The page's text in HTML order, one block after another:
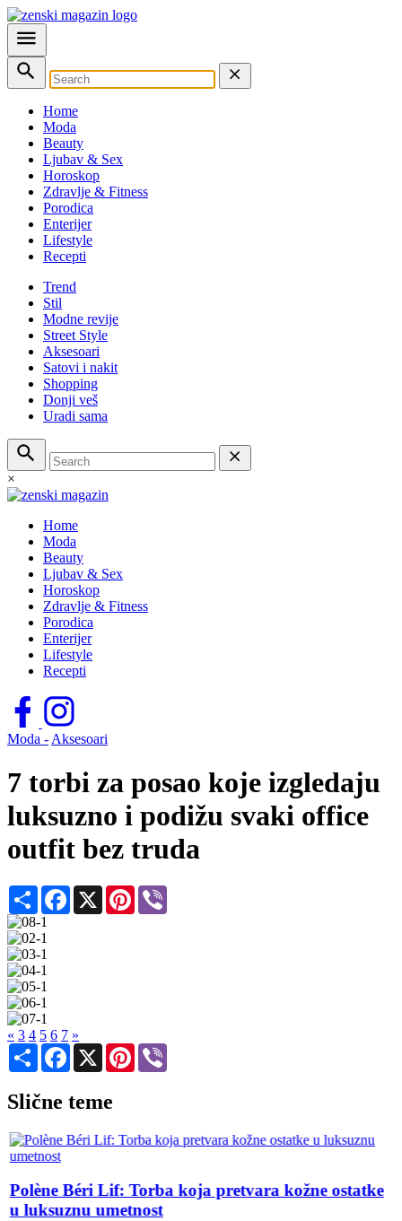
Home
Moda
Beauty
Ljubav & Sex
Horoskop
Zdravlje & Fitness
Porodica
Enterijer
Lifestyle
Recepti
Trend
Stil
Modne revije
Street Style
Aksesoari
Satovi i nakit
Shopping
Donji veš
Uradi sama
×
Home
Moda
Beauty
Ljubav & Sex
Horoskop
Zdravlje & Fitness
Porodica
Enterijer
Lifestyle
Recepti
Moda - Aksesoari
7 torbi za posao koje izgledaju
luksuzno i podižu svaki office
outfit bez truda
Share Facebook
X Pinterest
« 3 4 5 6 7 »
Share Facebook
X Pinterest
Slične teme
Polène Béri Lif: Torba koja pretvara kožne ostatke
u luksuznu umetnost